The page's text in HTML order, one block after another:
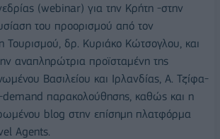
(webinar) για την Κρήτη -στην
του προορισμού από τον
Τουρισμού, δρ. Κυριάκο Κώτσογλου, και
αναπληρώτρια προϊσταμένη της
Βασιλείου και Ιρλανδίας, Α. Τζίφα-
demand παρακολούθησης, καθώς και η
blog στην επίσημη πλατφόρμα
Agents.